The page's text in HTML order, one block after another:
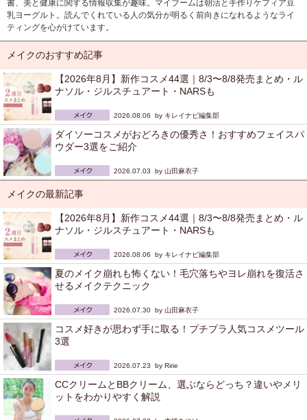
書、美と健康に関する情報収集が趣味。マイブームは朝活と手作りケフィア豆
乳ヨーグルト。読んでくれている人の気分が明るく前向きになれるようなライ
ティングを心がけています。
メイクのおすすめ記事
【2026年8月】新作コスメ44選｜8/3〜8/8発売まとめ・ル
ナソル・ジルスチュアート・NARSも
2026.08.06 by キレイナビ編集部
ダイソーコスメがおどろきの優秀さ！おすすめフェイスパ
ウダー3選をご紹介
2026.07.03 by 山田麻衣子
メイクの最新記事
【2026年8月】新作コスメ44選｜8/3〜8/8発売まとめ・ル
ナソル・ジルスチュアート・NARSも
2026.08.06 by キレイナビ編集部
夏のメイク崩れも怖くない！毛穴落ちやヨレ崩れを復活さ
せるメイクテクニック
2026.07.30 by 山田麻衣子
コスメ好きが思わず手に取る！プチプラ人気コスメツール
3選
2026.07.23 by Ririe
CCクリームとBBクリーム、選ぶならどっち？違いやメリ
ットをわかりやすく解説